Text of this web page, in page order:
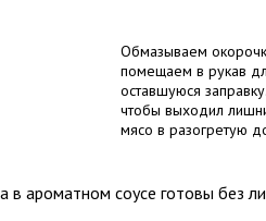
Обмазываем
помещаем в рукав
оставшуюся
чтобы выходил
мясо в разогретую
в ароматном соусе готовы без